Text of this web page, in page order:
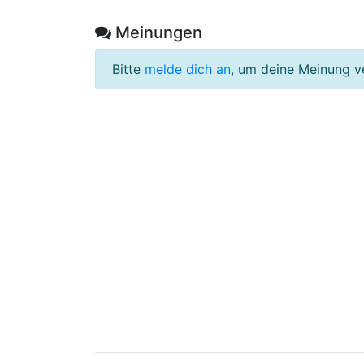
Meinungen
Bitte melde dich an, um deine Meinung